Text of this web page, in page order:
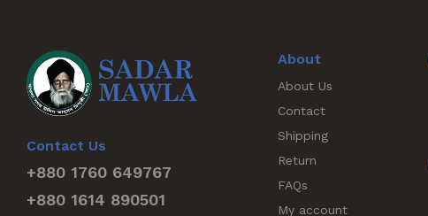
Contact Us
+880 1760 649767
+880 1614 890501
About
About Us
Contact
Shipping
Return
FAQs
My account